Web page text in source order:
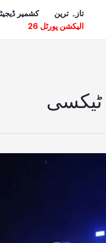
تازہ ترین کشمیر
الیکشن پورٹل 26
ٹیکسی